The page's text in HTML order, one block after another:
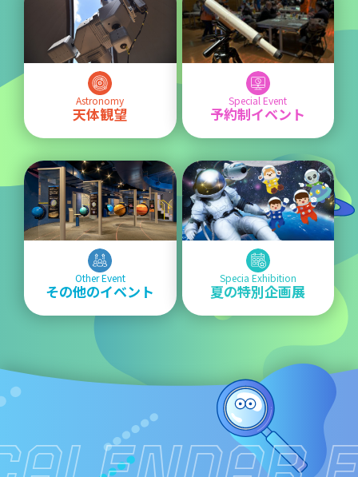
Astronomy
天体観望
Special Event
予約制イベント
Other Event
その他のイベント
Specia Exhibition
夏の特別企画展